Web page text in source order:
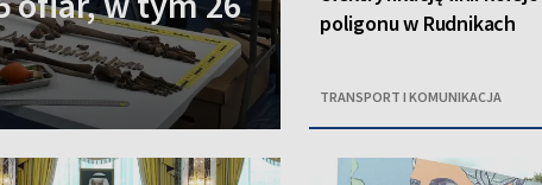
poligonu w Rudnikach
TRANSPORT I KOMUNIKACJA